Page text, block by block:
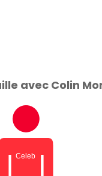
avec Colin